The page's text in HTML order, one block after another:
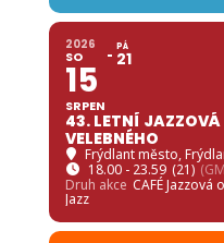
2026
SO
15
SRPEN
PÁ
21
43. LETNÍ
VELEBNÉHO
Frýdlant město,
18.00 - 23.59 (21)
Druh akce CAFÉ Jazzová
Jazz